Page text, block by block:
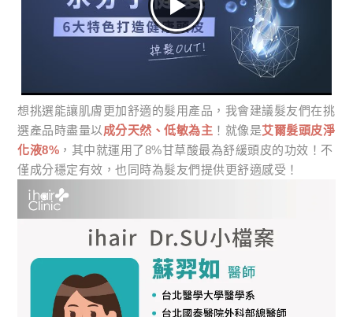
想挑選能讓肌膚更加舒適的髮用產品，我會建議髮友們在挑
選產品時盡量以成分天然、低敏為主 ！就像是艾爾髮頭皮淨
化液8% ，其中就運用了8%甘草酸最為舒緩頭皮的功效！不
僅成分穩定有效，也同時為髮友們提供更舒適感受！